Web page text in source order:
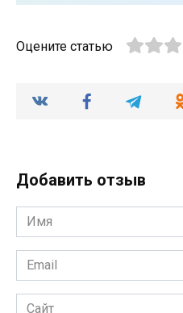
Оцените статью
Добавить отзыв
Имя
*
Email
*
Сайт